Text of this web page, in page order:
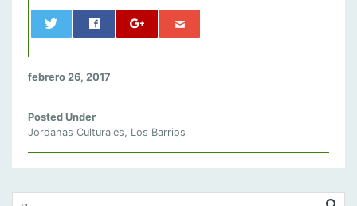
febrero 26, 2017
Posted Under
Jordanas Culturales, Los Barrios